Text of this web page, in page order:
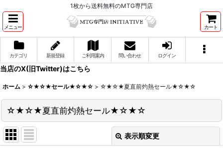
1枚から送料無料のMTG専門店
メニュー カート
カテゴリ 新規登録 ご利用案内 問い合わせ ログイン
当店のX(旧Twitter)はこちら
ホーム > ☆★☆★セール★☆★☆ > ☆★☆★夏直前灼熱セール★☆★☆
☆★☆★夏直前灼熱セール★☆★☆
表示順変更